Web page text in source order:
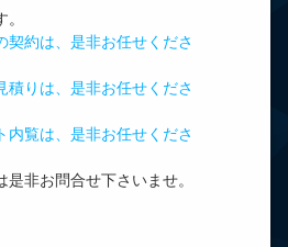
契約は、是非お任せくださ
積りは、是非お任せくださ
内覧は、是非お任せくださ
非お問合せ下さいませ。